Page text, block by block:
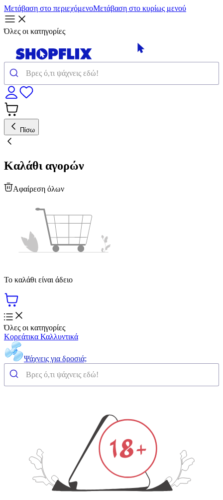
Μετάβαση στο περιεχόμενοΜετάβαση στο κυρίως μενού
Όλες οι κατηγορίες
Πίσω
Καλάθι αγορών
Αφαίρεση όλων
Το καλάθι είναι άδειο
Όλες οι κατηγορίες
Κορεάτικα Καλλυντικά
Ψάχνεις για δροσιά;